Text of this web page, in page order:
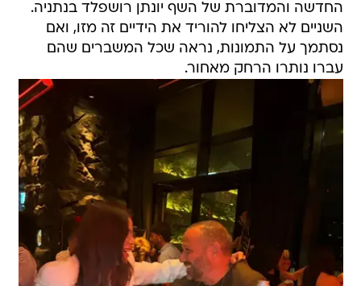
החדשה והמדוברת של השף יונתן רושפלד בנתניה.
השניים לא הצליחו להוריד את הידיים זה מזו, ואם
נסתמך על התמונות, נראה שכל המשברים שהם
עברו נותרו הרחק מאחור.